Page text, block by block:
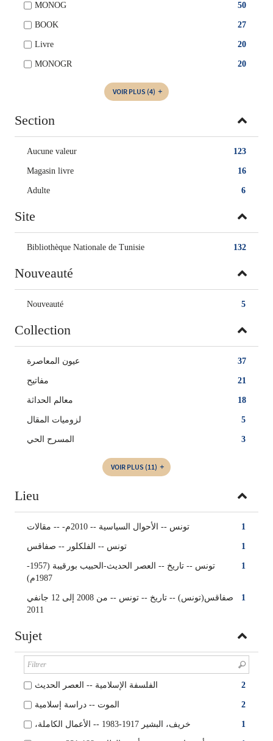
50
MONOG
27
BOOK
20
Livre
20
MONOGR
VOIR PLUS (4)
Section
123
Aucune valeur
16
Magasin livre
6
Adulte
Site
132
Bibliothèque Nationale de Tunisie
Nouveauté
5
Nouveauté
Collection
37 عيون المعاصرة
21 مفاتيح
18 معالم الحداثة
5 لزوميات المقال
3 المسرح الحي
VOIR PLUS (11)
Lieu
1 تونس -- الأحوال السياسية -- 2010م- -- مقالات
1 تونس -- الفلكلور -- صفاقس
1
تونس -- تاريخ -- العصر الحديث-الحبيب بورقيبة (1957-
1987م)
1
صفاقس(تونس) -- تاريخ -- تونس -- من 2008 إلى 12 جانفي
2011
Sujet
2 الفلسفة الإسلامية -- العصر الحديث
2 الموت -- دراسة إسلامية
1 ،خريف، البشير 1917-1983 -- الأعمال الكاملة